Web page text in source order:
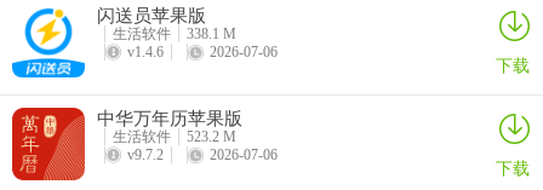
闪送员苹果版
生活软件
338.1 M
v1.4.6
2026-07-06 下载
中华万年历苹果版
生活软件
523.2 M
v9.7.2
2026-07-06 下载